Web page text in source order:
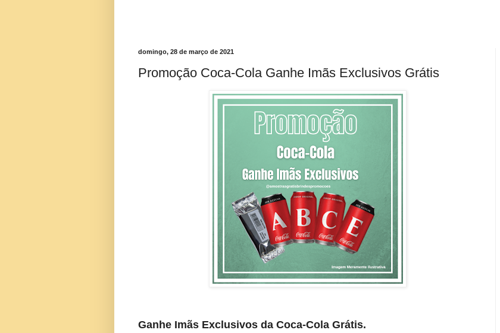
domingo, 28 de março de 2021
Promoção Coca-Cola Ganhe Imãs Exclusivos Grátis
Ganhe Imãs Exclusivos da Coca-Cola Grátis.